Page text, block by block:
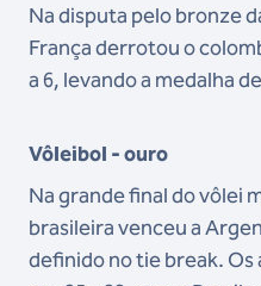
Na disputa pelo bronze
França derrotou o
a 6, levando a medalha
Vôleibol - ouro
Na grande final do vôlei
brasileira venceu a
definido no tie break. Os